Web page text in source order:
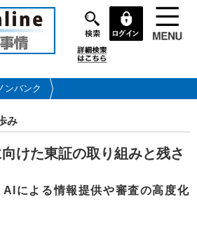
メ
イ
コ
テ
ン
に
移
動
ンバンク
み
けた東証の取り組みと残さ
による情報提供や審査の高度化